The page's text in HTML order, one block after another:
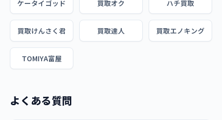
ケータイゴッド 買取オク ハチ買取
買取けんさく君 買取達人 買取エノキング
TOMIYA富屋
よくある質問